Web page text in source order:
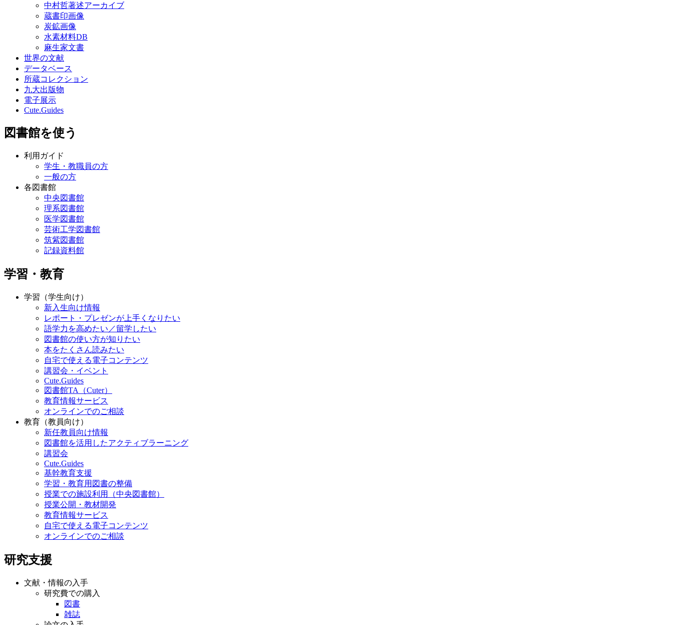
中村哲著述アーカイブ
蔵書印画像
炭鉱画像
水素材料DB
麻生家文書
世界の文献
データベース
所蔵コレクション
九大出版物
電子展示
Cute.Guides
図書館を使う
利用ガイド
学生・教職員の方
一般の方
各図書館
中央図書館
理系図書館
医学図書館
芸術工学図書館
筑紫図書館
記録資料館
学習・教育
学習（学生向け）
新入生向け情報
レポート・プレゼンが上手くなりたい
語学力を高めたい／留学したい
図書館の使い方が知りたい
本をたくさん読みたい
自宅で使える電子コンテンツ
講習会・イベント
Cute.Guides
図書館TA（Cuter）
教育情報サービス
オンラインでのご相談
教育（教員向け）
新任教員向け情報
図書館を活用したアクティブラーニング
講習会
Cute.Guides
基幹教育支援
学習・教育用図書の整備
授業での施設利用（中央図書館）
授業公開・教材開発
教育情報サービス
自宅で使える電子コンテンツ
オンラインでのご相談
研究支援
文献・情報の入手
研究費での購入
図書
雑誌